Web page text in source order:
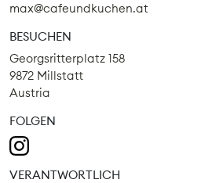
max@cafeundkuchen.at
BESUCHEN
Georgsritterplatz 158
9872 Millstatt
Austria
FOLGEN
VERANTWORTLICH